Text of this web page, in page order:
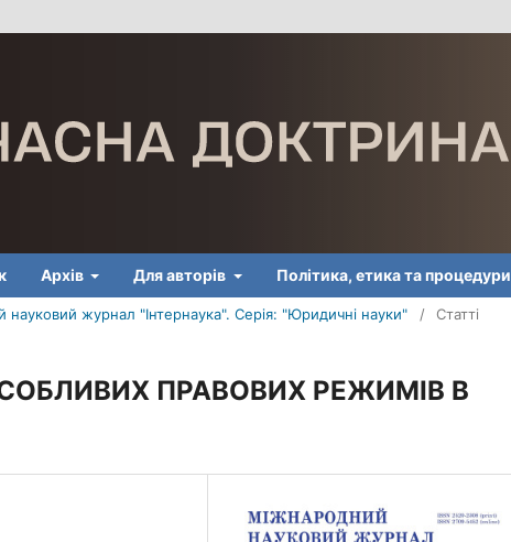
Архів Для авторів Політика, етика та процедури
журнал "Інтернаука". Серія: "Юридичні науки" / Статті
ПРАВОВИХ РЕЖИМІВ В